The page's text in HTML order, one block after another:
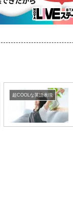
超COOLな英語表現